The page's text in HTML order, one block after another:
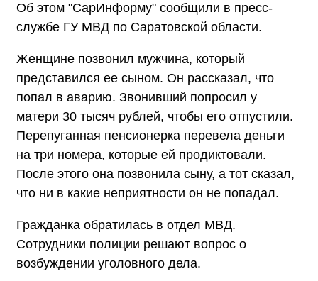
Об этом "СарИнформу" сообщили в пресс-
службе ГУ МВД по Саратовской области.
Женщине позвонил мужчина, который
представился ее сыном. Он рассказал, что
попал в аварию. Звонивший попросил у
матери 30 тысяч рублей, чтобы его отпустили.
Перепуганная пенсионерка перевела деньги
на три номера, которые ей продиктовали.
После этого она позвонила сыну, а тот сказал,
что ни в какие неприятности он не попадал.
Гражданка обратилась в отдел МВД.
Сотрудники полиции решают вопрос о
возбуждении уголовного дела.